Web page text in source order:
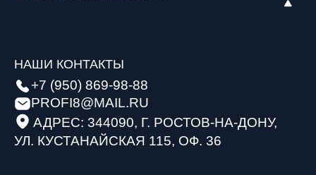
НАШИ КОНТАКТЫ
+7 (950) 869-98-88
PROFI8@MAIL.RU
АДРЕС: 344090, Г. РОСТОВ-НА-ДОНУ,
УЛ. КУСТАНАЙСКАЯ 115, ОФ. 36